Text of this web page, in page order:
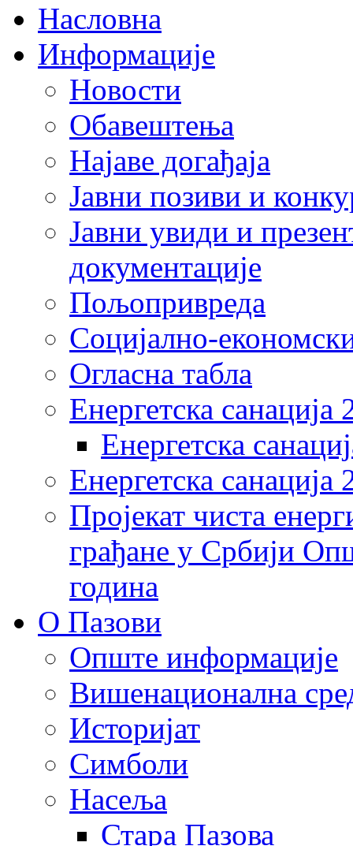
Насловна
Информације
Новости
Обавештења
Најаве догађаја
Јавни позиви и
Јавни увиди и
документације
Пољопривреда
Социјално-
Огласна табла
Енергетска санација
Енергетска
Енергетска
Пројекат чиста
грађане у Србији
година
О Пазови
Опште информације
Вишенационална
Историјат
Симболи
Насеља
Стара Пазова